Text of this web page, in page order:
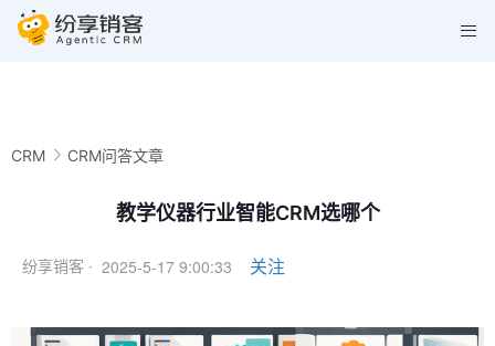
CRM CRM问答文章
教学仪器行业智能CRM选哪个
纷享销客 · 2025-5-17 9:00:33 关注